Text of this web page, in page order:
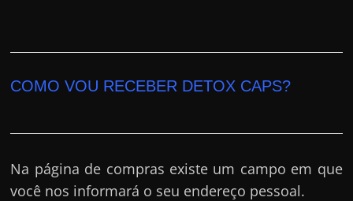
COMO VOU RECEBER DETOX CAPS?
Na página de compras existe um campo em que
você nos informará o seu endereço pessoal.